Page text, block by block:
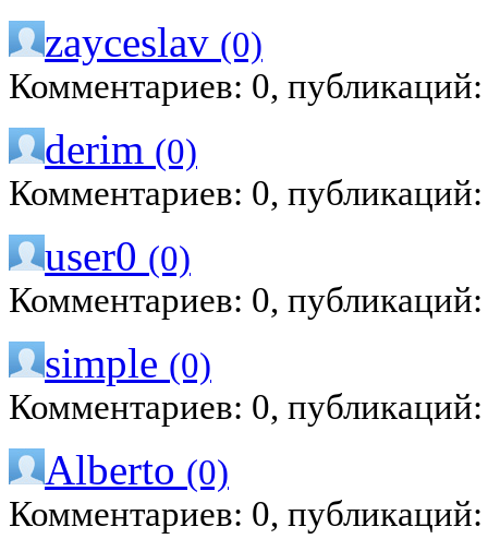
zayceslav (0)
Комментариев: 0,
derim (0)
Комментариев: 0,
user0 (0)
Комментариев: 0,
simple (0)
Комментариев: 0,
Alberto (0)
Комментариев: 0,